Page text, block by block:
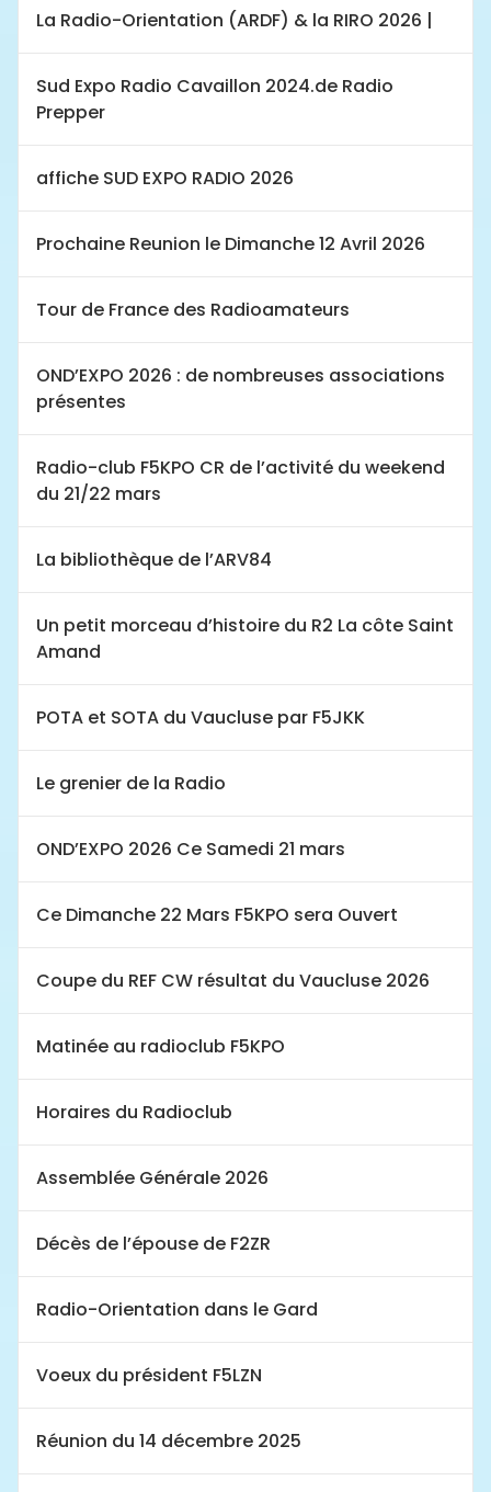
La Radio-Orientation (ARDF) & la RIRO 2026 |
Sud Expo Radio Cavaillon 2024.de Radio
Prepper
affiche SUD EXPO RADIO 2026
Prochaine Reunion le Dimanche 12 Avril 2026
Tour de France des Radioamateurs
OND’EXPO 2026 : de nombreuses associations
présentes
Radio-club F5KPO CR de l’activité du weekend
du 21/22 mars
La bibliothèque de l’ARV84
Un petit morceau d’histoire du R2 La côte Saint
Amand
POTA et SOTA du Vaucluse par F5JKK
Le grenier de la Radio
OND’EXPO 2026 Ce Samedi 21 mars
Ce Dimanche 22 Mars F5KPO sera Ouvert
Coupe du REF CW résultat du Vaucluse 2026
Matinée au radioclub F5KPO
Horaires du Radioclub
Assemblée Générale 2026
Décès de l’épouse de F2ZR
Radio-Orientation dans le Gard
Voeux du président F5LZN
Réunion du 14 décembre 2025